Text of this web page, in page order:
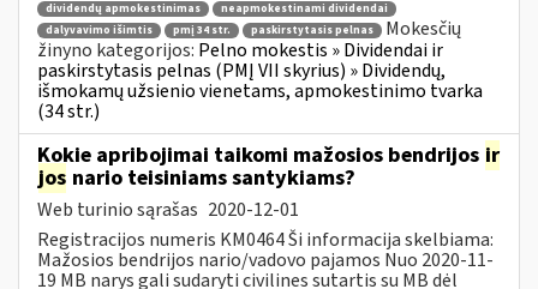
dividendų apmokestinimas
neapmokestinami dividendai
dalyvavimo išimtis
pmį 34 str. paskirstytasis pelnas
Mokesčių
žinyno kategorijos: Pelno mokestis » Dividendai ir
paskirstytasis pelnas (PMĮ VII skyrius) » Dividendų,
išmokamų užsienio vienetams, apmokestinimo tvarka
(34 str.)
Kokie apribojimai taikomi mažosios bendrijos ir
jos nario teisiniams santykiams?
Web turinio sąrašas 2020-12-01
Registracijos numeris KM0464 Ši informacija skelbiama:
Mažosios bendrijos nario/vadovo pajamos Nuo 2020-11-
19 MB narys gali sudaryti civilines sutartis su MB dėl